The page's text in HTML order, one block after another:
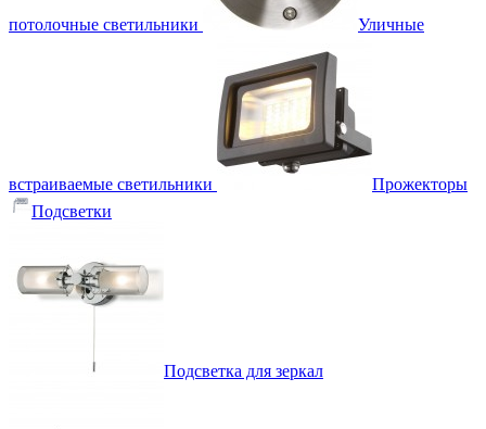
потолочные светильники Уличные
встраиваемые светильники
Прожекторы
Подсветки
Подсветка для зеркал